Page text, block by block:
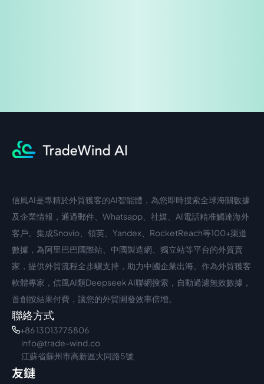
中文入口
信風AI是專精於外貿獲客的AI智能體，為您即時搜索全球海關數據
及企業情報，通過郵件、Whatsapp、社媒、AI電話精准觸達海外
客戶。集成Snovio、領英、Yandex、RocketReach等100+渠道
數據，為阿里巴巴國際站、中國製造網、獨立站等平台的外貿賣
家，提供外貿流程全步驟支持，助力中國企業出海。作為外貿獲客
軟體專家，信風AI類Deepseek AI聯網搜索，自動過濾無效數據，
首創按結果付費，讓您的外貿開發效率倍增。
聯絡方式
+86 13013775806
info@trade-wind.co
江蘇省蘇州市高新區大同路5號
友鏈